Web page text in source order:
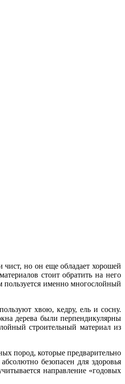
чист, но он еще обладает хорошей
стоит обратить на него
пользуется именно многослойный
хвою, кедру, ель и сосну.
дерева были перпендикулярны
строительный материал из
пород, которые предварительно
безопасен для здоровья
направление «годовых